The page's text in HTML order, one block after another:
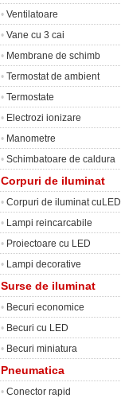
• Ventilatoare
• Vane cu 3 cai
• Membrane de schimb
• Termostat de ambient
• Termostate
• Electrozi ionizare
• Manometre
• Schimbatoare de caldura
Corpuri de iluminat
• Corpuri de iluminat cuLED
• Lampi reincarcabile
• Proiectoare cu LED
• Lampi decorative
Surse de iluminat
• Becuri economice
• Becuri cu LED
• Becuri miniatura
Pneumatica
• Conector rapid